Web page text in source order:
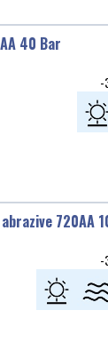
40 Bar
-
720AA
-